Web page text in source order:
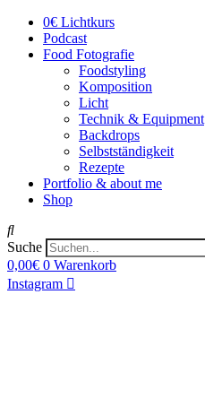
0€ Lichtkurs
Podcast
Food Fotografie
Foodstyling
Komposition
Licht
Technik & Equipment
Backdrops
Selbstständigkeit
Rezepte
Portfolio & about me
Shop
Suche
0,00€ 0 Warenkorb
Instagram